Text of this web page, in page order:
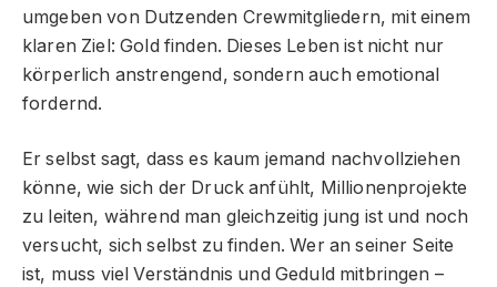
umgeben von Dutzenden Crewmitgliedern, mit einem
klaren Ziel: Gold finden. Dieses Leben ist nicht nur
körperlich anstrengend, sondern auch emotional
fordernd.
Er selbst sagt, dass es kaum jemand nachvollziehen
könne, wie sich der Druck anfühlt, Millionenprojekte
zu leiten, während man gleichzeitig jung ist und noch
versucht, sich selbst zu finden. Wer an seiner Seite
ist, muss viel Verständnis und Geduld mitbringen –